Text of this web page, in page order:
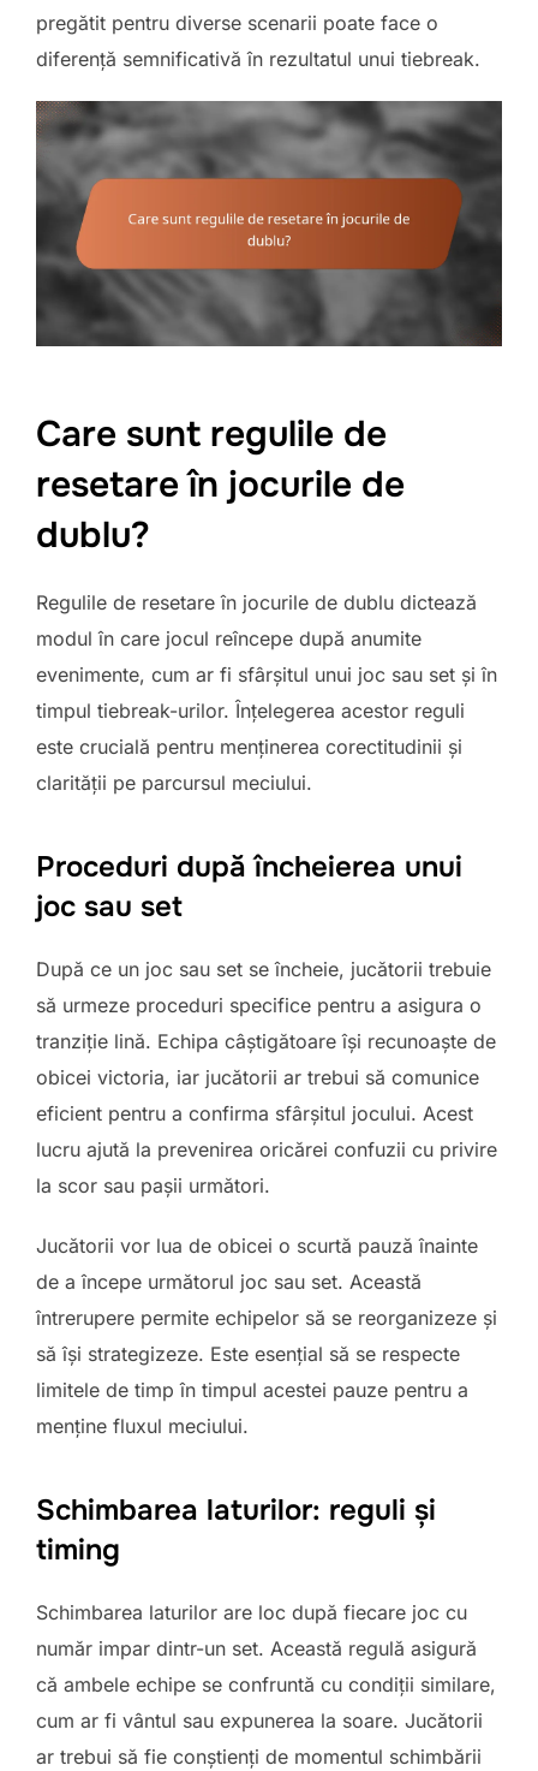
pregătit pentru diverse scenarii poate face o
diferență semnificativă în rezultatul unui tiebreak.
Care sunt regulile de
resetare în jocurile de
dublu?
Regulile de resetare în jocurile de dublu dictează
modul în care jocul reîncepe după anumite
evenimente, cum ar fi sfârșitul unui joc sau set și în
timpul tiebreak-urilor. Înțelegerea acestor reguli
este crucială pentru menținerea corectitudinii și
clarității pe parcursul meciului.
Proceduri după încheierea unui
joc sau set
După ce un joc sau set se încheie, jucătorii trebuie
să urmeze proceduri specifice pentru a asigura o
tranziție lină. Echipa câștigătoare își recunoaște de
obicei victoria, iar jucătorii ar trebui să comunice
eficient pentru a confirma sfârșitul jocului. Acest
lucru ajută la prevenirea oricărei confuzii cu privire
la scor sau pașii următori.
Jucătorii vor lua de obicei o scurtă pauză înainte
de a începe următorul joc sau set. Această
întrerupere permite echipelor să se reorganizeze și
să își strategizeze. Este esențial să se respecte
limitele de timp în timpul acestei pauze pentru a
menține fluxul meciului.
Schimbarea laturilor: reguli și
timing
Schimbarea laturilor are loc după fiecare joc cu
număr impar dintr-un set. Această regulă asigură
că ambele echipe se confruntă cu condiții similare,
cum ar fi vântul sau expunerea la soare. Jucătorii
ar trebui să fie conștienți de momentul schimbării